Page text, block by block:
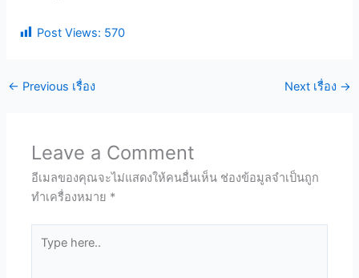
Post Views: 570
← Previous เรื่อง Next เรื่อง →
Leave a Comment
อีเมลของคุณจะไม่แสดงให้คนอื่นเห็น ช่องข้อมูลจำเป็นถูก
ทำเครื่องหมาย *
here..